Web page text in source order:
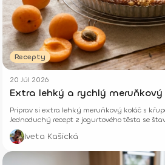
Recepty
20 Júl 2026
Extra lehký a rychlý
Priprav si extra lehký meruňkový koláč s
Jednoduchý recept z jogurtového těsta se
z pár surovin.
Iveta Kašická